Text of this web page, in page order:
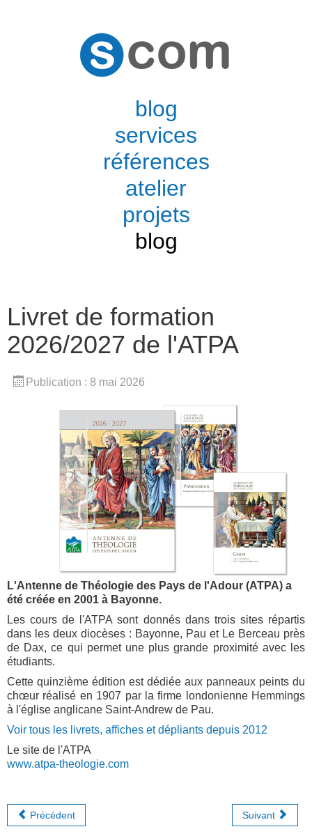
blog
services
références
atelier
projets
blog
Livret de formation
2026/2027 de l'ATPA
Publication : 8 mai 2026
L'Antenne de Théologie des Pays de l'Adour (ATPA) a
été créée en 2001 à Bayonne.
Les cours de l'ATPA sont donnés dans trois sites répartis
dans les deux diocèses : Bayonne, Pau et Le Berceau près
de Dax, ce qui permet une plus grande proximité avec les
étudiants.
Cette quinzième édition est dédiée aux panneaux peints du
chœur réalisé en 1907 par la firme londonienne Hemmings
à l'église anglicane Saint-Andrew de Pau.
Voir tous les livrets, affiches et dépliants depuis 2012
Le site de l'ATPA
www.atpa-theologie.com
Précédent Suivant